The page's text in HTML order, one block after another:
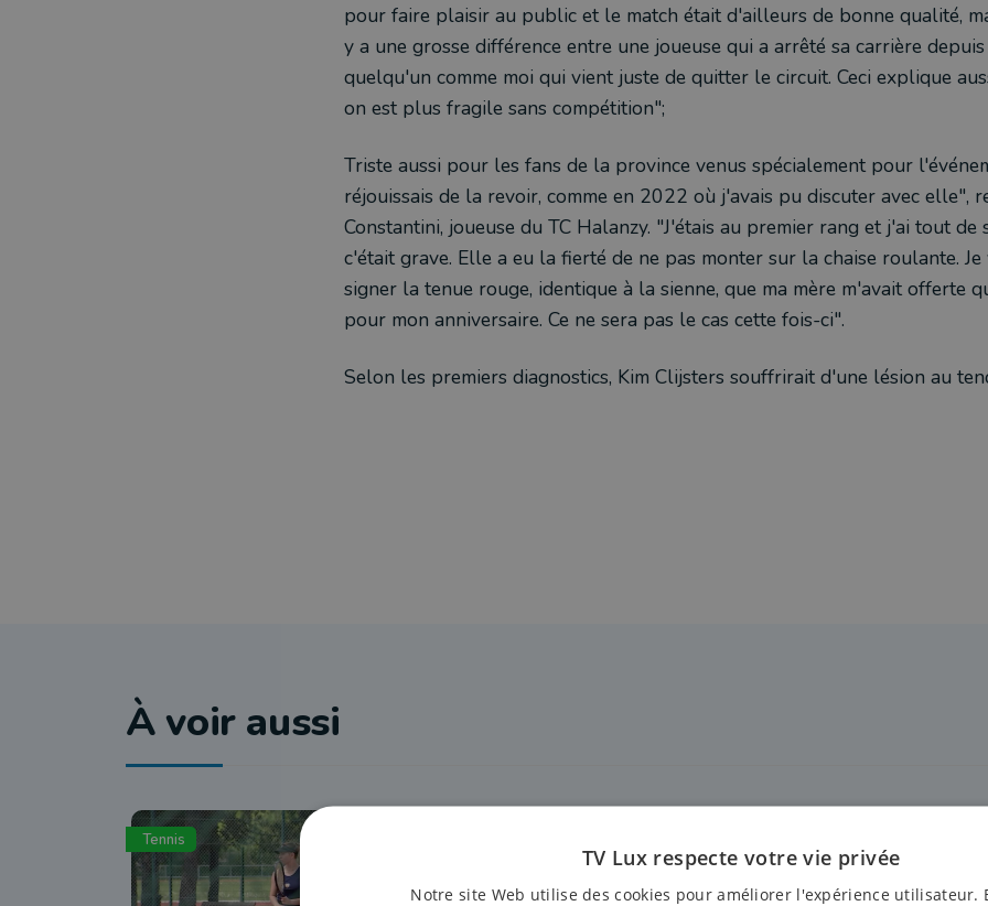
pour faire plaisir au public et le match était d'ailleurs de bonne qualité,
y a une grosse différence entre une joueuse qui a arrêté sa carrière
quelqu'un comme moi qui vient juste de quitter le circuit. Ceci explique
on est plus fragile sans compétition";
Triste aussi pour les fans de la province venus spécialement pour
réjouissais de la revoir, comme en 2022 où j'avais pu discuter avec elle",
Constantini, joueuse du TC Halanzy. "J'étais au premier rang et j'ai tout de
c'était grave. Elle a eu la fierté de ne pas monter sur la chaise roulante.
signer la tenue rouge, identique à la sienne, que ma mère m'avait offerte
pour mon anniversaire. Ce ne sera pas le cas cette fois-ci".
Selon les premiers diagnostics, Kim Clijsters souffrirait d'une lésion au
À voir aussi
Tennis
TV Lux respecte votre vie privée
Notre site Web utilise des cookies pour améliorer l'expérience utilisateur.